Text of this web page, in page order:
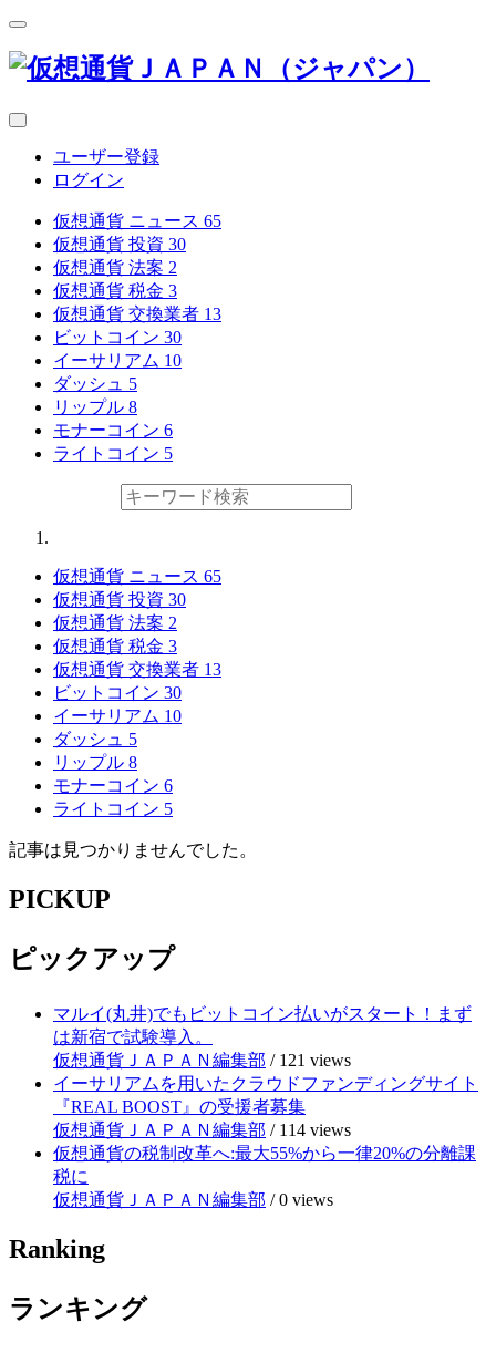
ユーザー登録
ログイン
仮想通貨 ニュース 65
仮想通貨 投資 30
仮想通貨 法案 2
仮想通貨 税金 3
仮想通貨 交換業者 13
ビットコイン 30
イーサリアム 10
ダッシュ 5
リップル 8
モナーコイン 6
ライトコイン 5
仮想通貨 ニュース 65
仮想通貨 投資 30
仮想通貨 法案 2
仮想通貨 税金 3
仮想通貨 交換業者 13
ビットコイン 30
イーサリアム 10
ダッシュ 5
リップル 8
モナーコイン 6
ライトコイン 5
記事は見つかりませんでした。
PICKUP
ピックアップ
マルイ(丸井)でもビットコイン払いがスタート！まず
は新宿で試験導入。
仮想通貨ＪＡＰＡＮ編集部 / 121 views
イーサリアムを用いたクラウドファンディングサイト
『REAL BOOST』の受援者募集
仮想通貨ＪＡＰＡＮ編集部 / 114 views
仮想通貨の税制改革へ:最大55%から一律20%の分離課
税に
仮想通貨ＪＡＰＡＮ編集部 /0 views
Ranking
ランキング